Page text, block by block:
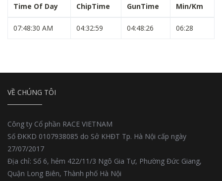
Time Of Day ChipTime GunTime Min/Km
07:48:30 AM 04:32:59 04:48:26 06:28
VỀ CHÚNG TÔI
Công ty Cổ phần RACE VIETNAM
Số ĐKKD 0107938085 do Sở KHĐT Tp. Hà Nội cấp ngày
27/07/2017
Địa chỉ: Số 6, hẻm 422/11/3 Ngô Gia Tự, Phường Đức Giang,
Quận Long Biên, Thành phố Hà Nội